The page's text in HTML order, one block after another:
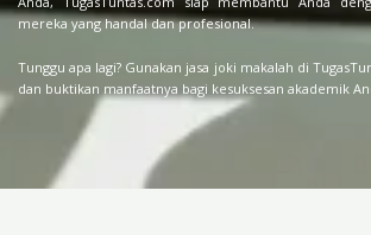
mereka yang handal dan profesional.
Tunggu apa lagi? Gunakan jasa joki makalah di
dan buktikan manfaatnya bagi kesuksesan akademik